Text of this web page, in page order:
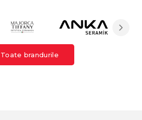
Toate brandurile